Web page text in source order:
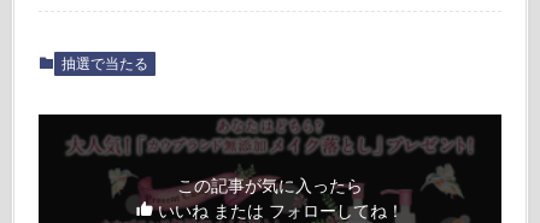
抽選で当たる
この記事が気に入ったら
いいね または フォローしてね！